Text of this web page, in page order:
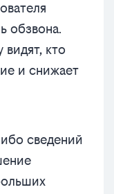
обзвона.
кто
и снижает
сведений